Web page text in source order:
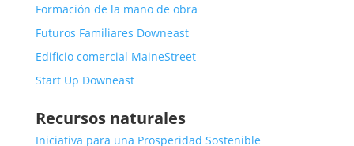
Formación de la mano de obra
Futuros Familiares Downeast
Edificio comercial MaineStreet
Start Up Downeast
Recursos naturales
Iniciativa para una Prosperidad Sostenible